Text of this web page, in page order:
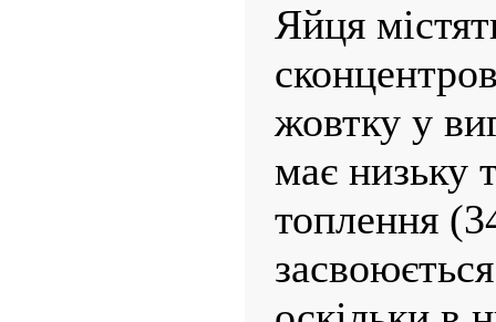
Яйця
жовтку у
має низьку
топлення